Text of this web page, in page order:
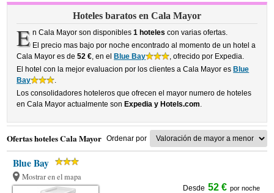
Hoteles baratos en Cala Mayor
E n Cala Mayor son disponibles 1 hoteles con varias ofertas.
El precio mas bajo por noche encontrado al momento de un hotel a
Cala Mayor es de52 €, en el Blue Bay
, ofrecido por Expedia.
El hotel con la mejor evaluacion por los clientes a Cala Mayor es Blue
Bay
.
Los consolidadores hoteleros que ofrecen el mayor numero de hoteles
en Cala Mayor actualmente son Expedia y Hotels.com.
Ofertas hoteles Cala Mayor Ordenar por
Blue Bay
Mostrar en el mapa
Desde 52 € por noche